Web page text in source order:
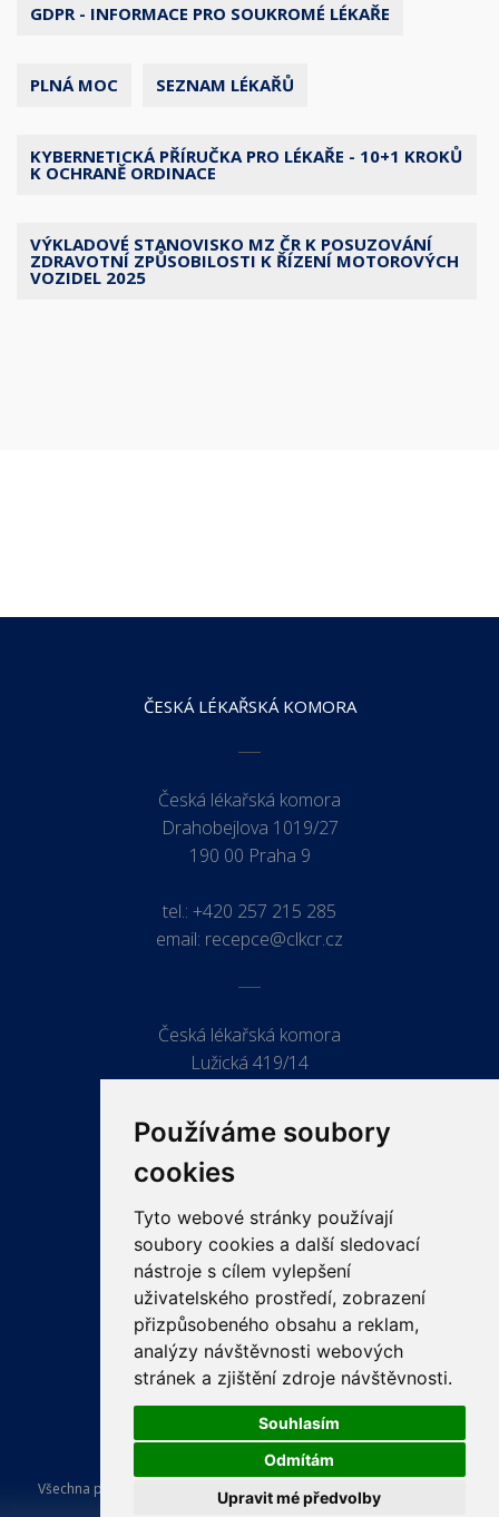
Používáme soubory
cookies
Tyto webové stránky používají
soubory cookies a další sledovací
nástroje s cílem vylepšení
uživatelského prostředí, zobrazení
přizpůsobeného obsahu a reklam,
analýzy návštěvnosti webových
stránek a zjištění zdroje návštěvnosti.
Souhlasím
Odmítám
Upravit mé předvolby
GDPR - INFORMACE PRO SOUKROMÉ LÉKAŘE
PLNÁ MOC SEZNAM LÉKAŘŮ
KYBERNETICKÁ PŘÍRUČKA PRO LÉKAŘE - 10+1 KROKŮ
K OCHRANĚ ORDINACE
VÝKLADOVÉ STANOVISKO MZ ČR K POSUZOVÁNÍ
ZDRAVOTNÍ ZPŮSOBILOSTI K ŘÍZENÍ MOTOROVÝCH
VOZIDEL 2025
ČESKÁ LÉKAŘSKÁ KOMORA
Česká lékařská komora
Drahobejlova 1019/27
190 00 Praha 9
tel.: +420 257 215 285
email: recepce@clkcr.cz
Česká lékařská komora
Lužická 419/14
ODKAZY
PRO LÉKAŘE
PRO VEŘEJNOST
VZDĚLÁVÁNÍ
Všechna práva vyhrazena Česká lékařská komora. Tvorba a provoz
ISSA CZECH s.r.o..